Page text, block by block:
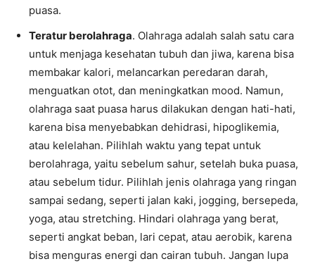
puasa.
Teratur berolahraga. Olahraga adalah salah satu cara
untuk menjaga kesehatan tubuh dan jiwa, karena bisa
membakar kalori, melancarkan peredaran darah,
menguatkan otot, dan meningkatkan mood. Namun,
olahraga saat puasa harus dilakukan dengan hati-hati,
karena bisa menyebabkan dehidrasi, hipoglikemia,
atau kelelahan. Pilihlah waktu yang tepat untuk
berolahraga, yaitu sebelum sahur, setelah buka puasa,
atau sebelum tidur. Pilihlah jenis olahraga yang ringan
sampai sedang, seperti jalan kaki, jogging, bersepeda,
yoga, atau stretching. Hindari olahraga yang berat,
seperti angkat beban, lari cepat, atau aerobik, karena
bisa menguras energi dan cairan tubuh. Jangan lupa